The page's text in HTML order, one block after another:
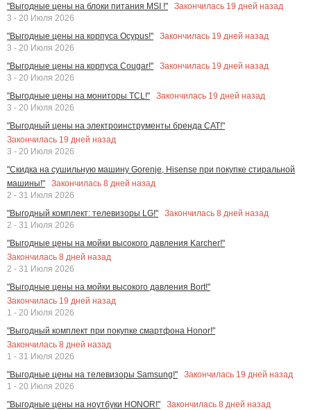
"Выгодные цены на блоки питания MSI !"
Закончилась 19 дней назад
3 - 20 Июля 2026
"Выгодные цены на корпуса Ocypus!"
Закончилась 19 дней назад
3 - 20 Июля 2026
"Выгодные цены на корпуса Cougar!"
Закончилась 19 дней назад
3 - 20 Июля 2026
"Выгодные цены на мониторы TCL!"
Закончилась 19 дней назад
3 - 20 Июля 2026
"Выгодный цены на электроинструменты бренда CAT!"
Закончилась 19 дней назад
3 - 20 Июля 2026
"Скидка на сушильную машину Gorenje, Hisense при покупке стиральной
машины!"
Закончилась 8 дней назад
2 - 31 Июля 2026
"Выгодный комплект: телевизоры LG!"
Закончилась 8 дней назад
2 - 31 Июля 2026
"Выгодные цены на мойки высокого давления Karcher!"
Закончилась 8 дней назад
2 - 31 Июля 2026
"Выгодные цены на мойки высокого давления Bort!"
Закончилась 19 дней назад
1 - 20 Июля 2026
"Выгодный комплект при покупке смартфона Honor!"
Закончилась 8 дней назад
1 - 31 Июля 2026
"Выгодные цены на телевизоры Samsung!"
Закончилась 19 дней назад
1 - 20 Июля 2026
"Выгодные цены на ноутбуки HONOR!"
Закончилась 8 дней назад